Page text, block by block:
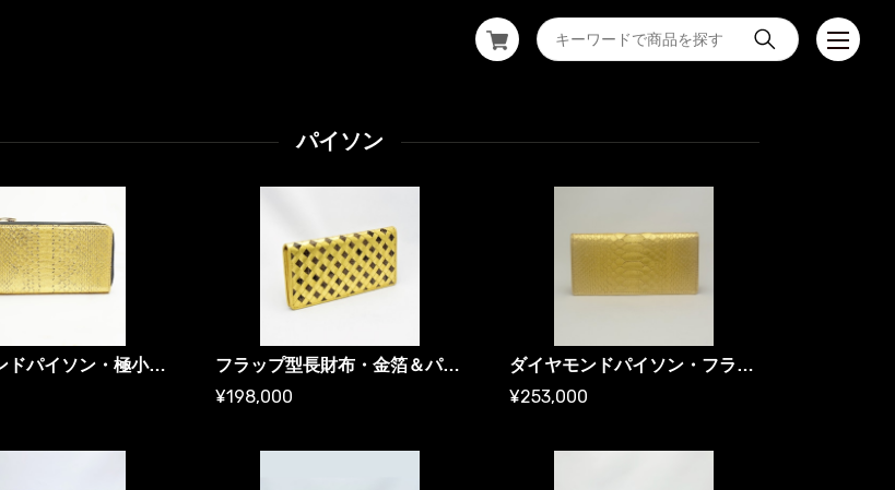
パイソン
ダイヤモンドパイソン・極小長財布・K24純金箔 ／ ゴールド財布 フラップ型長財布・金箔＆パイソン・メッシュ・プレミアム ／ ゴールド財布
¥198,000
ダイヤモンドパイソン・フラップ型長財布・金箔プレミアム ／ ゴールド財布
¥253,000